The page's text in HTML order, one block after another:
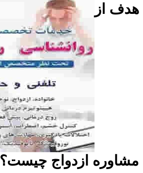
هدف از
مشاوره ازدواج چیست؟